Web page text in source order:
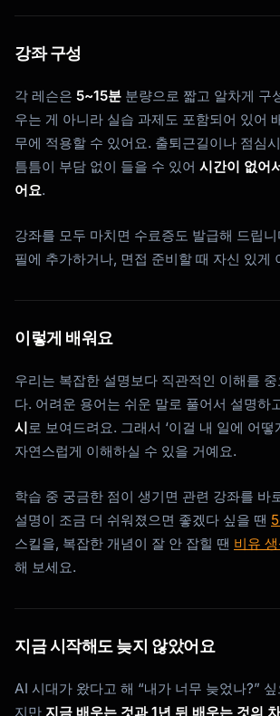
강좌 구성
각 레슨은 5~15분 분량으로 짧고 알차게 구
우는 게 아니라 실습 과제도 포함되어 있어
무에 적용할 수 있어요. 출퇴근길이나 점심
틈틈이 부담 없이 들을 수 있어 시간이 없어
어요.
강좌를 모두 마치면 수료증도 발급해 드립
필에 추가하거나, 면접 준비할 때 자신 있게
이렇게 배워요
우리는 복잡한 설명보다 직관적인 이해를
다. 어려운 용어는 쉬운 말로 풀어서 설명하
시로 보여드려요. 그래서 ‘이걸 내 일에 어떻
자연스럽게 이해하실 수 있을 거예요.
학습 중 궁금한 점이 생기면 관련 강좌를 바
설명이 조금 더 쉬워졌으면 좋겠다 싶을 땐
스킬을, 복잡한 개념이 잘 안 잡힐 땐 비유
해 보세요.
지금 시작해도 늦지 않았어요
AI 시대가 왔다고 해 “내가 너무 늦었나?”
지만 지금 배우는 것과 1년 뒤 배우는 것의